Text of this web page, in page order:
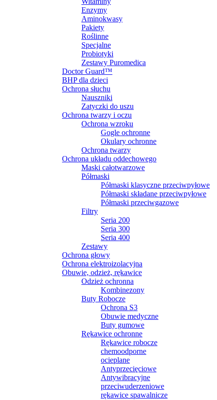
Enzymy
Aminokwasy
Pakiety
Roślinne
Specjalne
Probiotyki
Zestawy Puromedica
Doctor Guard™
BHP dla dzieci
Ochrona słuchu
Nauszniki
Zatyczki do uszu
Ochrona twarzy i oczu
Ochrona wzroku
Gogle ochronne
Okulary ochronne
Ochrona twarzy
Ochrona układu oddechowego
Maski całotwarzowe
Półmaski
Półmaski klasyczne przeciwpyłowe
Półmaski składane przeciwpyłowe
Półmaski przeciwgazowe
Filtry
Seria 200
Seria 300
Seria 400
Zestawy
Ochrona głowy
Ochrona elektroizolacyjna
Obuwie, odzież, rękawice
Odzież ochronna
Kombinezony
Buty Robocze
Ochrona S3
Obuwie medyczne
Buty gumowe
Rękawice ochronne
Rękawice robocze
chemoodporne
ocieplane
Antyprzecięciowe
Antywibracyjne
przeciwuderzeniowe
rękawice spawalnicze